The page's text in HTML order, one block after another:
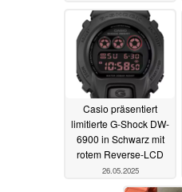
21.06.2025
Casio präsentiert
limitierte G-Shock DW-
6900 in Schwarz mit
rotem Reverse-LCD
26.05.2025